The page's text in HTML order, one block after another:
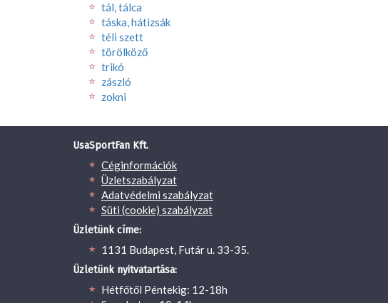
tál, tálca
táska, hátizsák
téli szett
törölköző
trikó
zászló
zokni
UsaSportFan Kft.
Céginformációk
Üzletszabályzat
Adatvédelmi szabályzat
Süti (cookie) szabályzat
Üzletünk címe:
1131 Budapest, Futár u. 33-35.
Üzletünk nyitvatartása:
Hétfőtől Péntekig: 12-18h